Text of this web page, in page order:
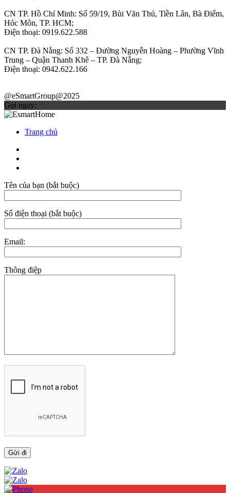
CN TP. Hồ Chí Minh: Số 59/19, Bùi Văn Thủ, Tiền Lân, Bà Điểm,
Hóc Môn, TP. HCM;
Điện thoại: 0919.622.588
CN TP. Đà Nẵng: Số 332 – Đường Nguyễn Hoàng – Phường Vĩnh
Trung – Quận Thanh Khê – TP. Đà Nẵng;
Điện thoại: 0942.622.166
@eSmartGroup@2025
Gọi ngay:
Trang chủ
Tên của bạn (bắt buộc)
Số điện thoại (bắt buộc)
Email:
Thông điệp